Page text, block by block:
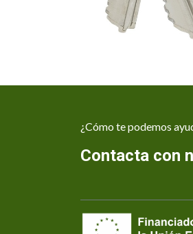
¿Cómo te podemos
Contacta con